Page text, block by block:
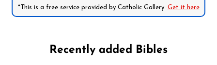
*This is a free service provided by Catholic Gallery. Get it here
Recently added Bibles